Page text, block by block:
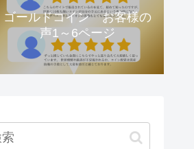
ゴールドコイン お客様の
声1～6ページ